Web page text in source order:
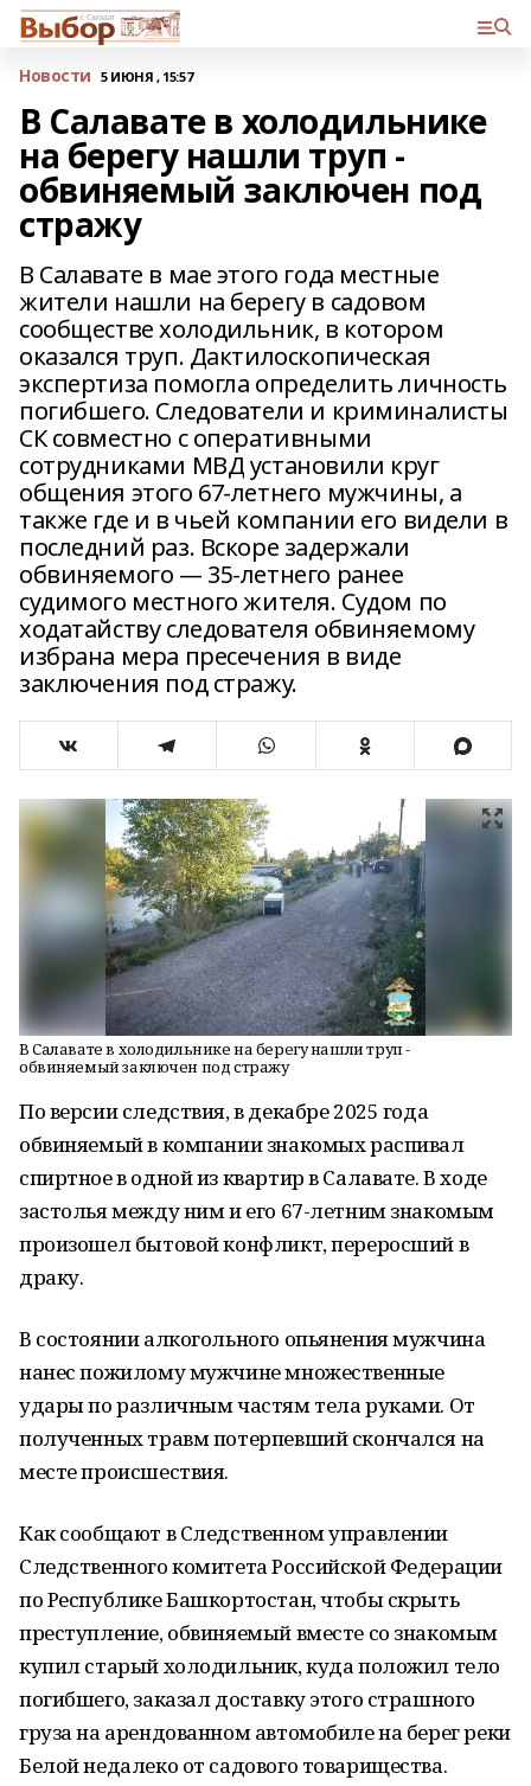
Новости 5 ИЮНЯ , 15:57
В Салавате в холодильнике
на берегу нашли труп -
обвиняемый заключен под
стражу
В Салавате в мае этого года местные
жители нашли на берегу в садовом
сообществе холодильник, в котором
оказался труп. Дактилоскопическая
экспертиза помогла определить личность
погибшего. Следователи и криминалисты
СК совместно с оперативными
сотрудниками МВД установили круг
общения этого 67-летнего мужчины, а
также где и в чьей компании его видели в
последний раз. Вскоре задержали
обвиняемого — 35-летнего ранее
судимого местного жителя. Судом по
ходатайству следователя обвиняемому
избрана мера пресечения в виде
заключения под стражу.
В Салавате в холодильнике на берегу нашли труп -
обвиняемый заключен под стражу
По версии следствия, в декабре 2025 года
обвиняемый в компании знакомых распивал
спиртное в одной из квартир в Салавате. В ходе
застолья между ним и его 67-летним знакомым
произошел бытовой конфликт, переросший в
драку.
В состоянии алкогольного опьянения мужчина
нанес пожилому мужчине множественные
удары по различным частям тела руками. От
полученных травм потерпевший скончался на
месте происшествия.
Как сообщают в Следственном управлении
Следственного комитета Российской Федерации
по Республике Башкортостан, чтобы скрыть
преступление, обвиняемый вместе со знакомым
купил старый холодильник, куда положил тело
погибшего, заказал доставку этого страшного
груза на арендованном автомобиле на берег реки
Белой недалеко от садового товарищества.